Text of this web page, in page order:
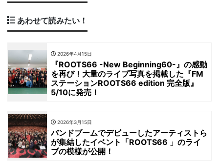
あわせて読みたい！
2026年4月15日
『ROOTS66 -New Beginning60-』の感動
を再び！大量のライブ写真を掲載した『FM
ステーションROOTS66 edition 完全版』
5/10に発売！
2026年3月15日
バンドブームでデビューしたアーティストら
が集結したイベント「ROOTS66 」のライ
ブの模様が公開！